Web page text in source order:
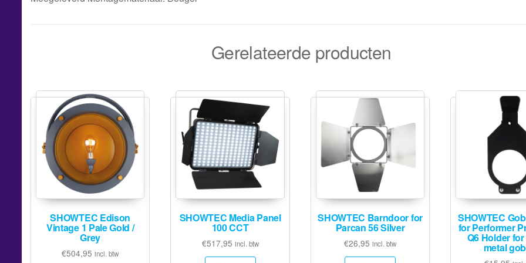
Gerelateerde producten
SHOWTEC Edison
Vintage 1 Pale Gold /
Grey
€504,95 incl. btw
SHOWTEC Media Panel
100 CCT
€517,95 incl. btw
SHOWTEC Barndoor for
Parcan 56 Silver
€26,95 incl. btw
SHOWTEC
for Performer
Q6 Holder
metal